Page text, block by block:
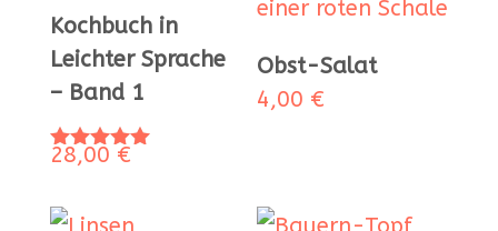
Kochbuch in
Leichter Sprache
– Band 1
Bewertet
von 5
28,00 €
Obst-Salat
4,00 €